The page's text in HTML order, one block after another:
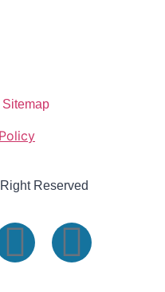
Sitemap
Reserved